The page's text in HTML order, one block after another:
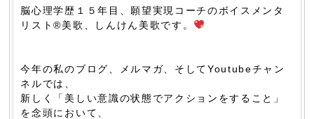
脳心理学歴１５年目、願望実現コーチのボイスメンタ
リスト®美歌、しんけん美歌です。
今年の私のブログ、メルマガ、そしてYoutubeチャン
ネルでは、
新しく「美しい意識の状態でアクションをすること」
を念頭において、